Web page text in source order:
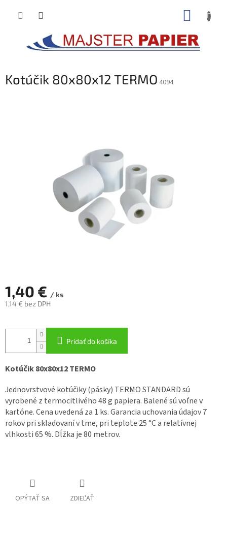
Kotúčik 80x80x12 TERMO 4094
1,40 € / ks
1,14 € bez DPH
cena:
Pridať do košíka
Kotúčik 80x80x12 TERMO
Jednovrstvové kotúčiky (pásky) TERMO STANDARD sú
vyrobené z termocitlivého 48 g papiera. Balené sú voľne v
kartóne. Cena uvedená za 1 ks. Garancia uchovania údajov 7
rokov pri skladovaní v tme, pri teplote 25 °C a relatívnej
vlhkosti 65 %. Dĺžka je 80 metrov.
OPÝTAŤ SA ZDIEĽAŤ